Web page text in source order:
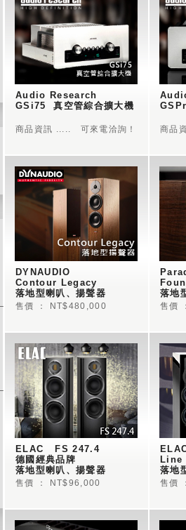
Audio Research
商品資訊 ..... 可來電洽詢！ 商品
DYNAUDIO
Contour Legacy
落地型喇叭、揚聲器
售價 ： NT$480,000
落地
售價
ELAC   FS 247.4
德國經典品牌
落地型喇叭、揚聲器
→ FS247.4
售價 ： NT$96,000
落地
→
售價